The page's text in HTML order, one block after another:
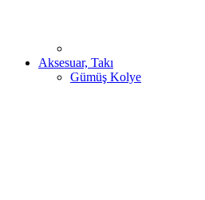
Aksesuar, Takı
Gümüş Kolye